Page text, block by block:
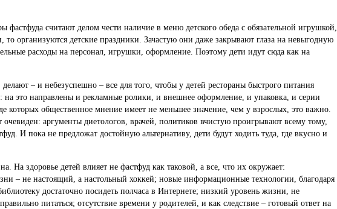
фастфуда считают делом чести наличие в меню детского обеда с обязательной игрушкой,
то организуются детские праздники. Зачастую они даже закрывают глаза на невыгодную
расходы на персонал, игрушки, оформление. Поэтому дети идут сюда как на
– и небезуспешно – все для того, чтобы у детей рестораны быстрого питания
на это направлены и рекламные ролики, и внешнее оформление, и упаковка, и серии
которых общественное мнение имеет не меньшее значение, чем у взрослых, это важно.
очевиден: аргументы диетологов, врачей, политиков вчистую проигрывают всему тому,
И пока не предложат достойную альтернативу, дети будут ходить туда, где вкусно и
На здоровье детей влияет не фастфуд как таковой, а все, что их окружает:
– не настоящий, а настольный хоккей; новые информационные технологии, благодаря
достаточно посидеть полчаса в Интернете; низкий уровень жизни, не
питаться; отсутствие времени у родителей, и как следствие – готовый ответ на